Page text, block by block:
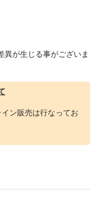
が生じる事がございま
ン販売は行なってお